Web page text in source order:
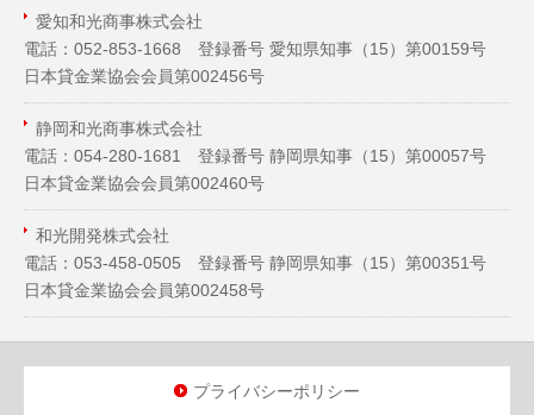
愛知和光商事株式会社
電話：052-853-1668 登録番号 愛知県知事（15）第00159号
日本貸金業協会会員第002456号
静岡和光商事株式会社
電話：054-280-1681 登録番号 静岡県知事（15）第00057号
日本貸金業協会会員第002460号
和光開発株式会社
電話：053-458-0505 登録番号 静岡県知事（15）第00351号
日本貸金業協会会員第002458号
プライバシーポリシー